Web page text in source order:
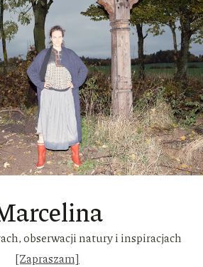
obserwacji natury i inspiracjach
[Zapraszam]